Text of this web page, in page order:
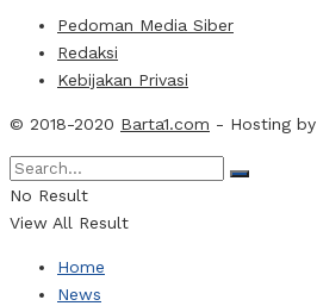
Pedoman Media Siber
Redaksi
Kebijakan Privasi
© 2018-2020 Barta1.com - Hosting by
No Result
View All Result
Home
News